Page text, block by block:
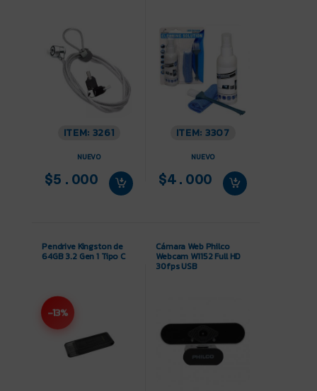
ITEM: 3261
NUEVO
$5.000
ITEM: 3307
NUEVO
$4.000
Pendrive Kingston de
64GB 3.2 Gen 1 Tipo C
-13%
Cámara Web Philco
Webcam W1152 Full HD
30fps USB